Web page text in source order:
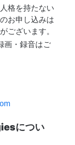
格を持たない
お申し込みは
ございます。
画・録音はご
につい